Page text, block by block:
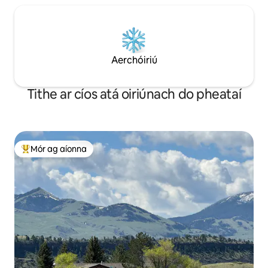
Aerchóiriú
Tithe ar cíos atá oiriúnach do pheataí
An-mhór ag aíonna
Mór ag aíonna